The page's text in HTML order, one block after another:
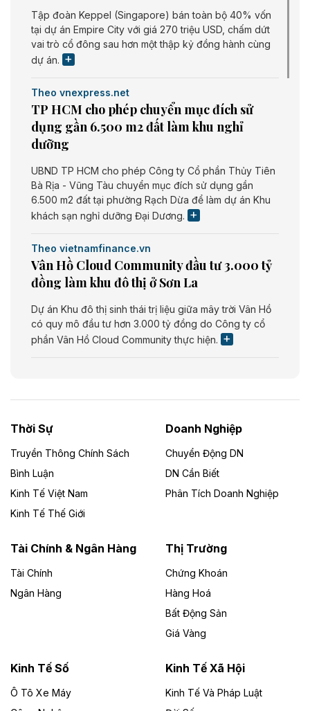
Tập đoàn Keppel (Singapore) bán toàn bộ 40% vốn
tại dự án Empire City với giá 270 triệu USD, chấm dứt
vai trò cổ đông sau hơn một thập kỷ đồng hành cùng
dự án.
Theo vnexpress.net
TP HCM cho phép chuyển mục đích sử
dụng gần 6.500 m2 đất làm khu nghỉ
dưỡng
UBND TP HCM cho phép Công ty Cổ phần Thủy Tiên
Bà Rịa - Vũng Tàu chuyển mục đích sử dụng gần
6.500 m2 đất tại phường Rạch Dừa để làm dự án Khu
khách sạn nghỉ dưỡng Đại Dương.
Theo vietnamfinance.vn
Vân Hồ Cloud Community đầu tư 3.000 tỷ
đồng làm khu đô thị ở Sơn La
Dự án Khu đô thị sinh thái trị liệu giữa mây trời Vân Hồ
có quy mô đầu tư hơn 3.000 tỷ đồng do Công ty cổ
phần Vân Hồ Cloud Community thực hiện.
Dự án Nhà máy xử lý rác và phát điện Bắc Giang do
Công ty TNHH Năng lượng môi trường Bắc Giang làm
Theo vietnamfinance.vn
Đức Long Gia Lai mở rộng ‘hệ sinh thái’
Lai
Bốn doanh nghiệp có sự góp vốn của Công ty Cổ
phần Tập đoàn Đức Long Gia Lai (HoSE: DLG) được
Gia Lai với tổng vốn hơn 4.750 tỷ đồng.
Đồng Nai cho thuê gần 59 ha đất làm khu
công nghiệp ở Long Thành
Thời Sự
Truyền Thông Chính Sách
Bình Luận
Kinh Tế Việt Nam
Kinh Tế Thế Giới
Doanh Nghiệp
Chuyển Động DN
DN Cần Biết
Phân Tích Doanh Nghiệp
Tài Chính & Ngân Hàng
Tài Chính
Ngân Hàng
Thị Trường
Chứng Khoán
Hàng Hoá
Bất Động Sản
Giá Vàng
Kinh Tế Số
Ô Tô Xe Máy
Kinh Tế Xã Hội
Kinh Tế Và Pháp Luật